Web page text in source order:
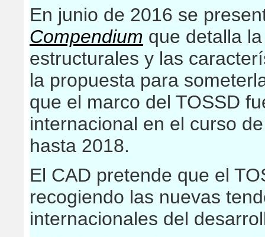
En junio de 2016 se
Compendium que detalla
estructurales y las
la propuesta para
que el marco del TOSSD
internacional en el curso
hasta 2018.
El CAD pretende que el
recogiendo las nuevas
internacionales del